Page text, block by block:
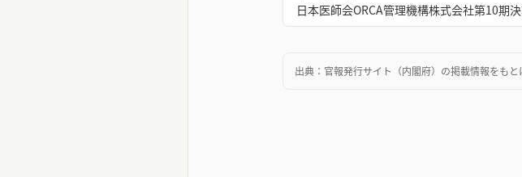
日本医師会ORCA管理機構株式会社第10期
出典： 官報発行サイト（内閣府） の掲載情報をもと